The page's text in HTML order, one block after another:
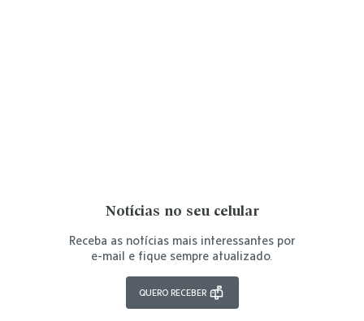
Notícias no seu celular
Receba as notícias mais interessantes por
e-mail e fique sempre atualizado.
QUERO RECEBER